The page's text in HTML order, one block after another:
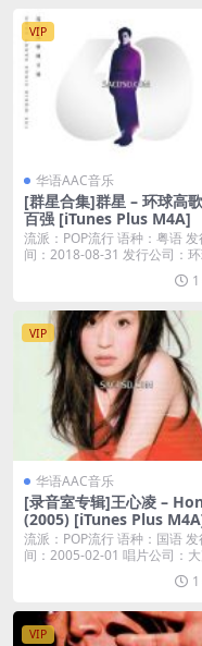
VIP
华语AAC音乐
[群星合集]群星 – 环球高
百强 [iTunes Plus M4A]
流派：POP流行 语种：粤语
间：2018-08-31 发行公司：环
VIP
华语AAC音乐
[录音室专辑]王心凌 –
(2005) [iTunes Plus
流派：POP流行 语种：国语
间：2005-02-01 唱片公司：大
VIP